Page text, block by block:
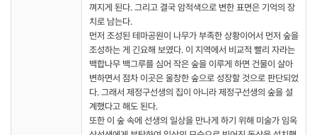
껴지게 된다. 그리고 결국 암적색으로 변한 표면은 기억의 장
치로 남는다.
먼저 조성된 테마공원이 나무가 부족한 상황이어서 먼저 숲을
조성하는 게 긴요해 보였다. 이 지역에서 비교적 빨리 자라는
백합나무 백그루를 심어 작은 숲을 이루게 하면 건물이 살아
변하면서 점차 이곳은 울창한 숲으로 성장할 것으로 판단되었
다. 그래서 제정구선생의 집이 아니라 제정구선생의 숲을 설
계했다고 해도 된다.
또한 이 숲 속에 선생의 일상을 만나게 하기 위해 미술가 임옥